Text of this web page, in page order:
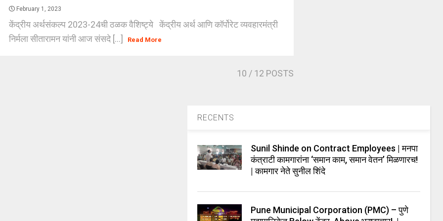
February 1, 2023
केंद्रीय अर्थसंकल्प 2023-24ची ठळक वैशिष्ट्ये केंद्रीय अर्थ आणि कॉर्पोरेट व्यवहारमंत्री
निर्मला सीतारामन यांनी आज संसदे [...]
Read More
10 / 12 POSTS
RECENTS
Sunil Shinde on Contract Employees | मनपा
कंत्राटी कामगारांना ‘समान काम, समान वेतन’ मिळणारच!
| कामगार नेते सुनील शिंदे
Pune Municipal Corporation (PMC) – पुणे